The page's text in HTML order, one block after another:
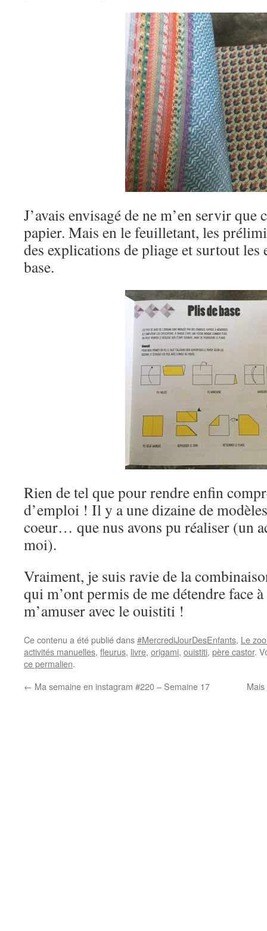
J’avais envisagé de ne m’en servir que
papier. Mais en le feuilletant, les
des explications de pliage et surtout
base.
Rien de tel que pour rendre enfin
d’emploi ! Il y a une dizaine de
coeur… que nus avons pu réaliser (un
moi).
Vraiment, je suis ravie de la
qui m’ont permis de me détendre face
m’amuser avec le ouistiti !
Ce contenu a été publié dans#MercrediJourDesEnfants, Le
activités manuelles, fleurus, livre, origami, ouistiti, père castor.
ce permalien.
← Ma semaine en instagram #220 – Semaine 17